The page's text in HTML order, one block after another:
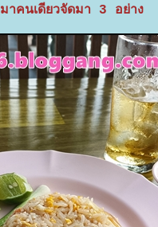
มาคนเดียวจัดมา 3 อย่าง